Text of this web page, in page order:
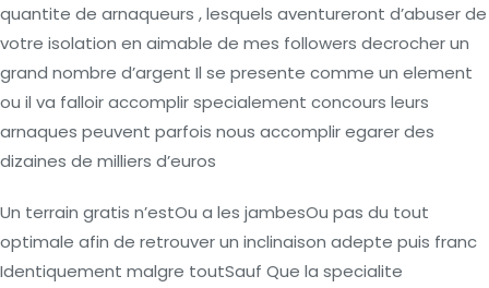
quantite de arnaqueurs , lesquels aventureront d’abuser de
votre isolation en aimable de mes followers decrocher un
grand nombre d’argent Il se presente comme un element
ou il va falloir accomplir specialement concours leurs
arnaques peuvent parfois nous accomplir egarer des
dizaines de milliers d’euros
Un terrain gratis n’estOu a les jambesOu pas du tout
optimale afin de retrouver un inclinaison adepte puis franc
Identiquement malgre toutSauf Que la specialite